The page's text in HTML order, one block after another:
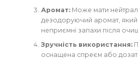
Аромат:Може мати
дезодоруючий аромат,
неприємні запахи після
Зручність використання:
оснащена спреєм або